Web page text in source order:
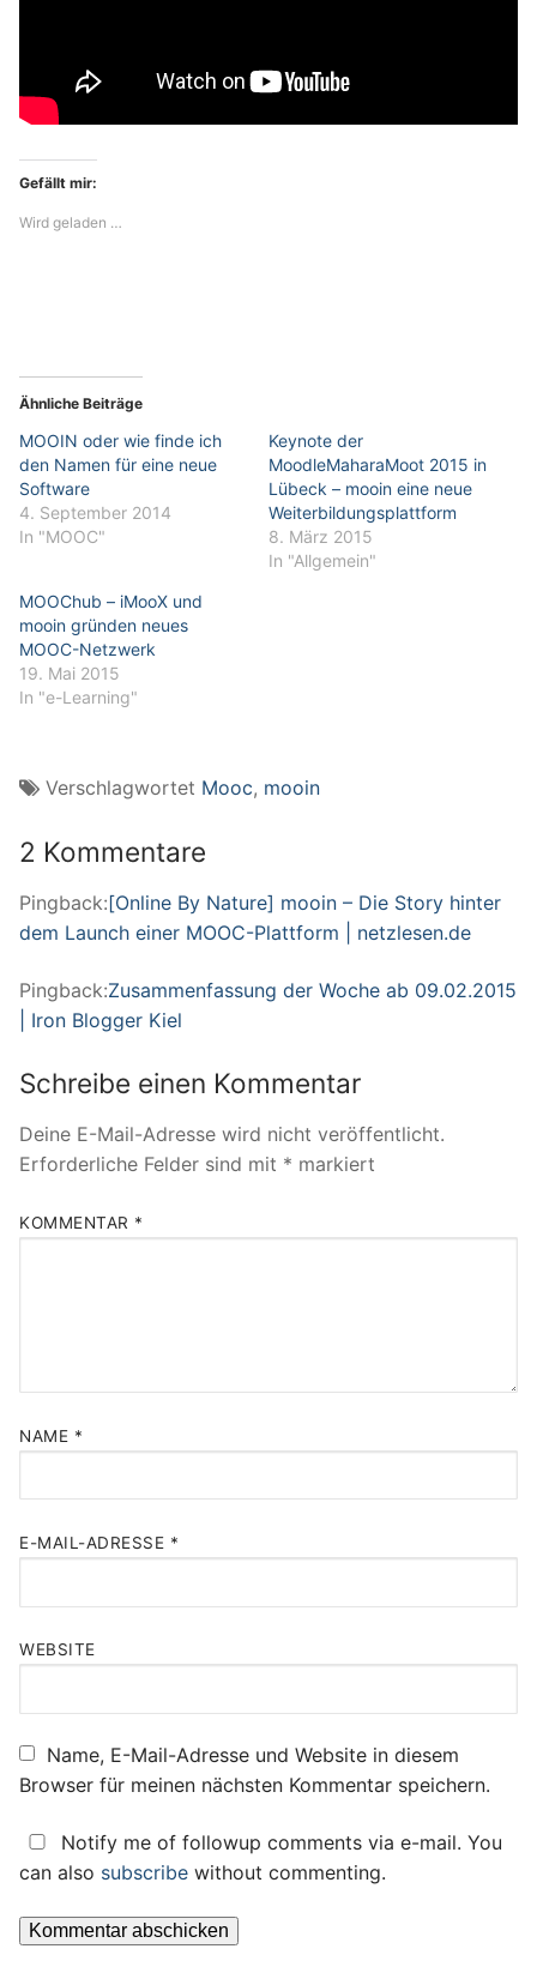
Gefällt mir:
Wird geladen …
Ähnliche Beiträge
MOOIN oder wie finde ich
den Namen für eine neue
Software
4. September 2014
In "MOOC"
Keynote der
MoodleMaharaMoot 2015 in
Lübeck – mooin eine neue
Weiterbildungsplattform
8. März 2015
In "Allgemein"
MOOChub – iMooX und
mooin gründen neues
MOOC-Netzwerk
19. Mai 2015
In "e-Learning"
Verschlagwortet Mooc, mooin
2 Kommentare
Pingback:[Online By Nature] mooin – Die Story hinter
dem Launch einer MOOC-Plattform | netzlesen.de
Pingback:Zusammenfassung der Woche ab 09.02.2015
| Iron Blogger Kiel
Schreibe einen Kommentar
Deine E-Mail-Adresse wird nicht veröffentlicht.
Erforderliche Felder sind mit * markiert
KOMMENTAR *
NAME *
E-MAIL-ADRESSE *
WEBSITE
Name, E-Mail-Adresse und Website in diesem
Browser für meinen nächsten Kommentar speichern.
Notify me of followup comments via e-mail. You
can also subscribe without commenting.